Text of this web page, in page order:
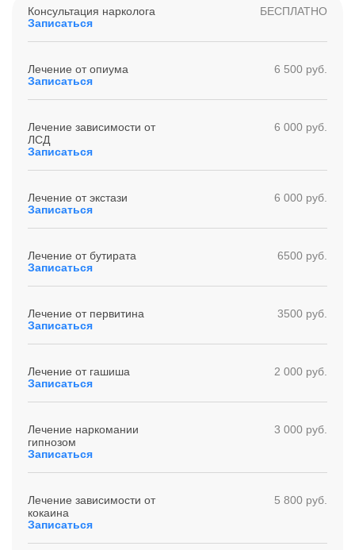
Консультация нарколога
БЕСПЛАТНО
Записаться
Лечение от опиума
6 500 руб.
Записаться
Лечение зависимости от
ЛСД
6 000 руб.
Записаться
Лечение от экстази
6 000 руб.
Записаться
Лечение от бутирата
6500 руб.
Записаться
Лечение от первитина
3500 руб.
Записаться
Лечение от гашиша
2 000 руб.
Записаться
Лечение наркомании
гипнозом
3 000 руб.
Записаться
Лечение зависимости от
кокаина
5 800 руб.
Записаться